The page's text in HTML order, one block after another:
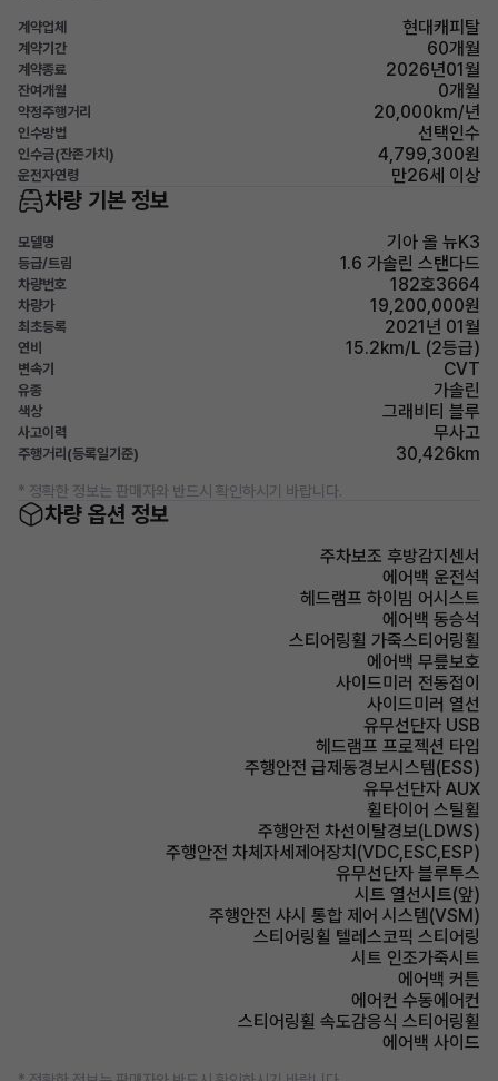
계약업체 현대캐피탈
계약기간 60개월
계약종료 2026년01월
잔여개월 0개월
약정주행거리 20,000km/년
인수방법 선택인수
인수금(잔존가치) 4,799,300원
운전자연령 만26세 이상
차량 기본 정보
모델명 기아 올 뉴K3
등급/트림 1.6 가솔린 스탠다드
차량번호 182호3664
차량가 19,200,000원
최초등록 2021년 01월
연비 15.2km/L (2등급)
변속기 CVT
유종 가솔린
색상 그래비티 블루
사고이력 무사고
주행거리(등록일기준) 30,426km
* 정확한 정보는 판매자와 반드시 확인하시기 바랍니다.
차량 옵션 정보
주차보조 후방감지센서
에어백 운전석
헤드램프 하이빔 어시스트
에어백 동승석
스티어링휠 가죽스티어링휠
에어백 무릎보호
사이드미러 전동접이
사이드미러 열선
유무선단자 USB
헤드램프 프로젝션 타입
주행안전 급제동경보시스템(ESS)
유무선단자 AUX
휠타이어 스틸휠
주행안전 차선이탈경보(LDWS)
주행안전 차체자세제어장치(VDC,ESC,ESP)
유무선단자 블루투스
시트 열선시트(앞)
주행안전 샤시 통합 제어 시스템(VSM)
스티어링휠 텔레스코픽 스티어링
시트 인조가죽시트
에어백 커튼
에어컨 수동에어컨
스티어링휠 속도감응식 스티어링휠
에어백 사이드